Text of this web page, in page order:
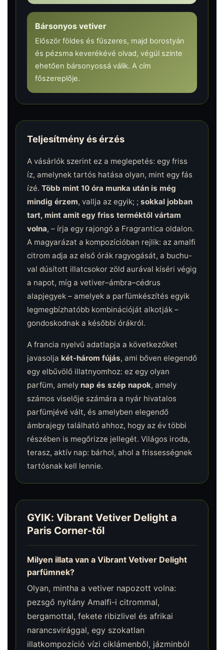
Bársonyos vetiver
Először földes és fűszeres, majd borostyán
és pézsma keverékévé olvad, végül szinte
ehetően bársonyossá válik. A cím
főszereplője.
Teljesítmény és érzés
A vásárlók szerint ez a meglepetés: egy friss
íz, amelynek tartós hatása olyan, mint egy fás
ízé. Több mint 10 óra munka után is még
mindig érzem, vallja az egyik; ; sokkal jobban
tart, mint amit egy friss terméktől vártam
volna, – írja egy rajongó a Fragrantica oldalon.
A magyarázat a kompozícióban rejlik: az amalfi
citrom adja az első órák ragyogását, a buchu-
val dúsított illatcsokor zöld aurával kíséri végig
a napot, míg a vetiver–ámbra–cédrus
alapjegyek – amelyek a parfümkészítés egyik
legmegbízhatóbb kombinációját alkotják –
gondoskodnak a későbbi órákról.
A francia nyelvű adatlapja a következőket
javasolja két-három fújás, ami bőven elegendő
egy elbűvölő illatnyomhoz: ez egy olyan
parfüm, amely nap és szép napok, amely
számos viselője számára a nyár hivatalos
parfümjévé vált, és amelyben elegendő
ámbrajegy található ahhoz, hogy az év többi
részében is megőrizze jellegét. Világos iroda,
terasz, aktív nap: bárhol, ahol a frissességnek
tartósnak kell lennie.
GYIK: Vibrant Vetiver Delight a
Paris Corner-től
Milyen illata van a Vibrant Vetiver Delight
parfümnek?
Olyan, mintha a vetiver napozott volna:
pezsgő nyitány Amalfi-i citrommal,
bergamottal, fekete ribizlivel és afrikai
narancsvirággal, egy szokatlan
illatkompozíció vízi ciklámenből, jázminból